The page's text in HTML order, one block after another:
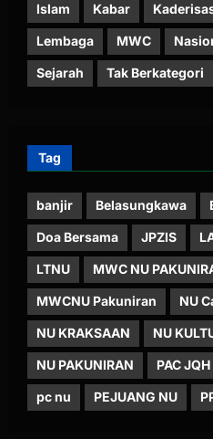
Islam Kabar
Lembaga MWC
Sejarah Tak Berkategori
Tag
banjir Belasungkawa
Doa Bersama JPZIS
LTNU MWC NU
MWCNU Pakuniran NU
NU KRAKSAAN NU
NU PAKUNIRAN PAC
pc nu PEJUANG NU